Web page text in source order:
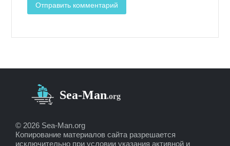
© 2026 Sea-Man.org
Копирование материалов сайта разрешается
исключительно при условии указания активной и